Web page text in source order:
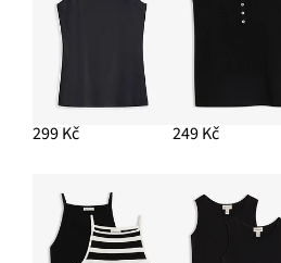
Sada prstenů s různými designy (8 ks)
329 Kč
599 Kč
PŘIDAT DO KOŠÍKU
299 Kč 249 Kč